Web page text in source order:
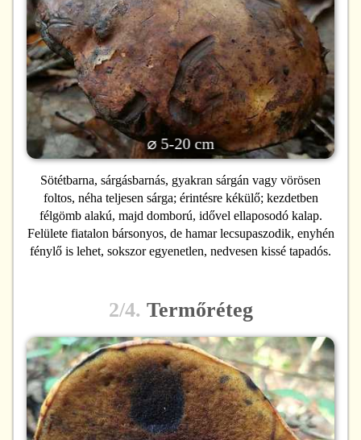
Sötétbarna, sárgásbarnás, gyakran sárgán vagy vörösen
foltos, néha teljesen sárga; érintésre kékülő; kezdetben
félgömb alakú, majd domború, idővel ellaposodó kalap.
Felülete fiatalon bársonyos, de hamar lecsupaszodik, enyhén
fénylő is lehet, sokszor egyenetlen, nedvesen kissé tapadós.
⌀ 5-20 cm
2/4. Termőréteg